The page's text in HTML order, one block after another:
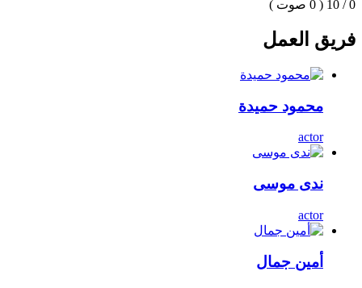
0 / 10 ( 0 صوت )
فريق العمل
محمود حميدة
actor
ندى موسى
actor
أمين جمال